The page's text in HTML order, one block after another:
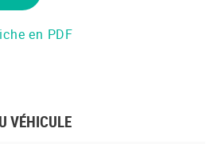
en PDF
VÉHICULE